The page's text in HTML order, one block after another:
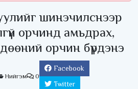
шинэчилснээр
орчинд амьдрах,
орчин бүрдэнэ
Нийгэм 0
Facebook
Twitter